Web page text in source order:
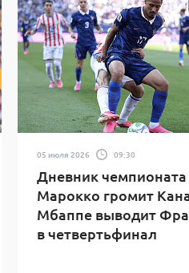
05 июля 2026 09:30
Дневник
Марокко громит
Мбаппе выводит
в четвертьфинал